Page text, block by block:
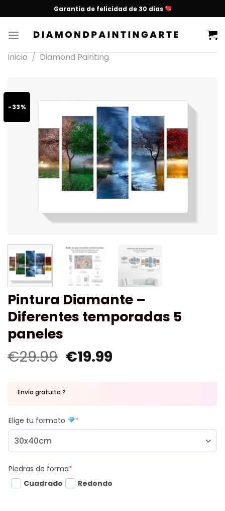
Garantía de felicidad de 30 días
Inicio / Diamond Painting
-33%
Pintura Diamante –
Diferentes temporadas 5
paneles
€29.99 €19.99
Envío gratuito ?
Elige tu formato *
Piedras de forma*
Cuadrado
Redondo